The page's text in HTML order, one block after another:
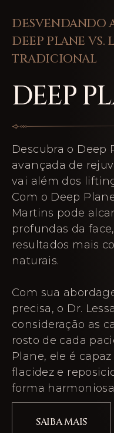
DESVENDANDO
DEEP PLANE VS.
TRADICIONAL
DEEP
Descubra o Deep
avançada de
vai além dos
Com o Deep
Martins pode
profundas da
resultados mais
naturais.
Com sua
precisa, o Dr.
consideração as
rosto de cada
Plane, ele é
flacidez e
forma
SAIBA MAIS